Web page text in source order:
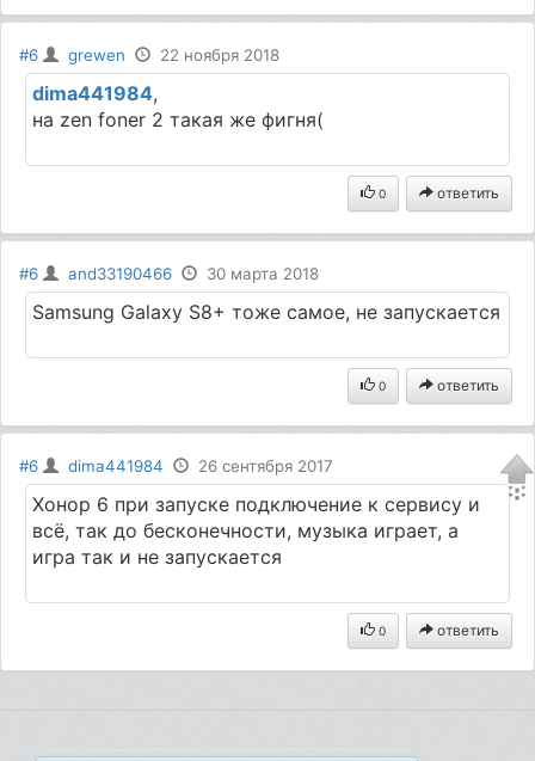
#6 grewen 22 ноября 2018
dima441984,
на zen foner 2 такая же фигня(
0 ответить
#6 and33190466 30 марта 2018
Samsung Galaxy S8+ тоже самое, не запускается
0 ответить
#6 dima441984 26 сентября 2017
Хонор 6 при запуске подключение к сервису и
всё, так до бесконечности, музыка играет, а
игра так и не запускается
0 ответить